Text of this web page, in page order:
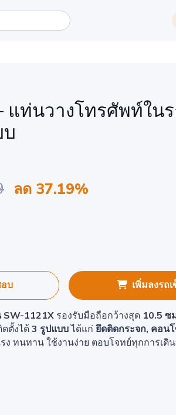
แท่นวางโทรศัพท์ใน
ลด 37.19%
บ เพิ่มลงรถ
SW-1121X รองรับมือถือกว้างสุด 10.5 ซ
ตั้งได้3 รูปแบบได้แก่ ยึดติดกระจก, คอน
ทนทาน ใช้งานง่าย ตอบโจทย์ทุกการเดิน